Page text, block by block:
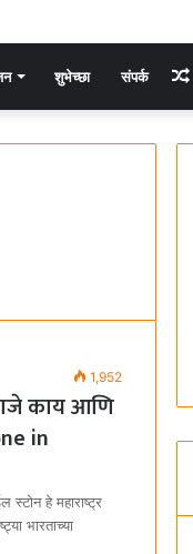
शुभेच्छा संपर्क
1,952
काय आणि
in
स्टोन हे महाराष्ट्र
भारताच्या